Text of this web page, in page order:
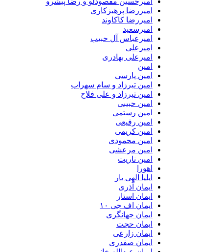
امیررضا پرهیزکاری
امیررضا کاکاوند
امیرسعید
امیرعباس آل حبیب
امیرعلی
امیرعلی بهادری
امین
امین پارسی
امین تیرزاد و سام سهراب
امین تیرزاد و علی فلاح
امین حبیبی
امین رستمی
امین رفیعی
امین کریمی
امین محمودی
امین مرعشی
امین ناریت
اهورا
ایلیا الهی یار
ایمان آذری
ایمان استار
ایمان اف جی ۱۰
ایمان جهانگری
ایمان حجت
ایمان زارعی
ایمان صفدری